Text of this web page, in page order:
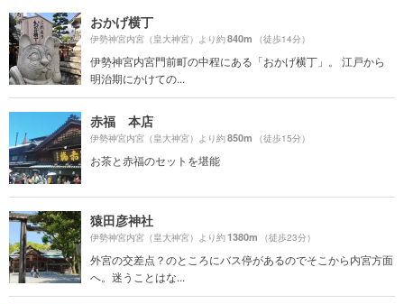
おかげ横丁
伊勢神宮内宮（皇大神宮）より約840m （徒歩14分）
伊勢神宮内宮門前町の中程にある「おかげ横丁」。 江戸から
明治期にかけての...
赤福 本店
伊勢神宮内宮（皇大神宮）より約850m （徒歩15分）
お茶と赤福のセットを堪能
猿田彦神社
伊勢神宮内宮（皇大神宮）より約1380m （徒歩23分）
外宮の交差点？のところにバス停があるのでそこから内宮方面
へ。迷うことはな...